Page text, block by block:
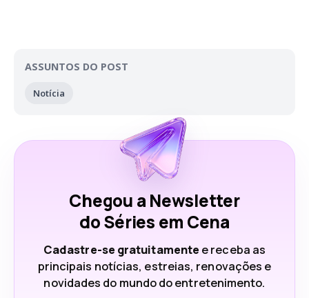
ASSUNTOS DO POST
Notícia
Chegou a Newsletter
do Séries em Cena
Cadastre-se gratuitamente e receba as
principais notícias, estreias, renovações e
novidades do mundo do entretenimento.